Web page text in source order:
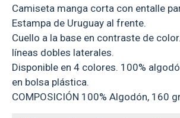
Camiseta manga corta con entalle
Estampa de Uruguay al frente.
Cuello a la base en contraste de
líneas dobles laterales.
Disponible en 4 colores. 100%
en bolsa plástica.
COMPOSICIÓN 100% Algodón, 160